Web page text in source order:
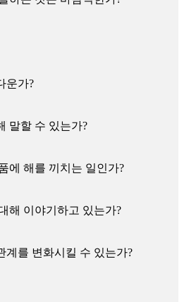
운가?
말할 수 있는가?
에 해를 끼치는 일인가?
해 이야기하고 있는가?
계를 변화시킬 수 있는가?